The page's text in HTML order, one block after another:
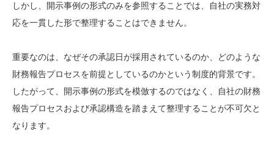
しかし、開示事例の形式のみを参照することでは、自社の実務対
応を一貫した形で整理することはできません。
重要なのは、なぜその承認日が採用されているのか、どのような
財務報告プロセスを前提としているのかという制度的背景です。
したがって、開示事例の形式を模倣するのではなく、自社の財務
報告プロセスおよび承認構造を踏まえて整理することが不可欠と
なります。